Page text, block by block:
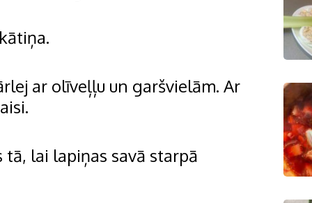
ar olīveļļu un garšvielām. Ar
tā, lai lapiņas savā starpā